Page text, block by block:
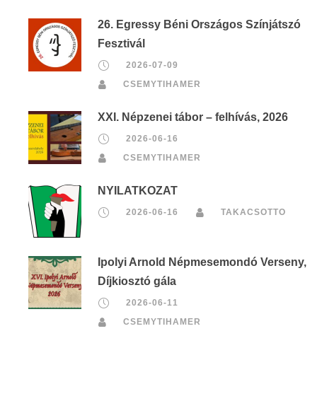
26. Egressy Béni Országos Színjátszó
Fesztivál
2026-07-09
CSEMYTIHAMER
XXI. Népzenei tábor – felhívás, 2026
2026-06-16
CSEMYTIHAMER
NYILATKOZAT
2026-06-16 TAKACSOTTO
Ipolyi Arnold Népmesemondó Verseny,
Díjkiosztó gála
2026-06-11
CSEMYTIHAMER